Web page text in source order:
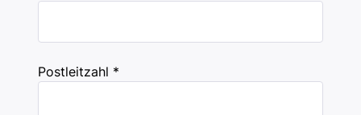
Postleitzahl *